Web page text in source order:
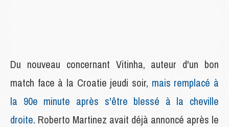
Du nouveau concernant Vitinha, auteur d'un bon
match face à la Croatie jeudi soir, mais remplacé à
la 90e minute après s'être blessé à la cheville
droite. Roberto Martinez avait déjà annoncé après le